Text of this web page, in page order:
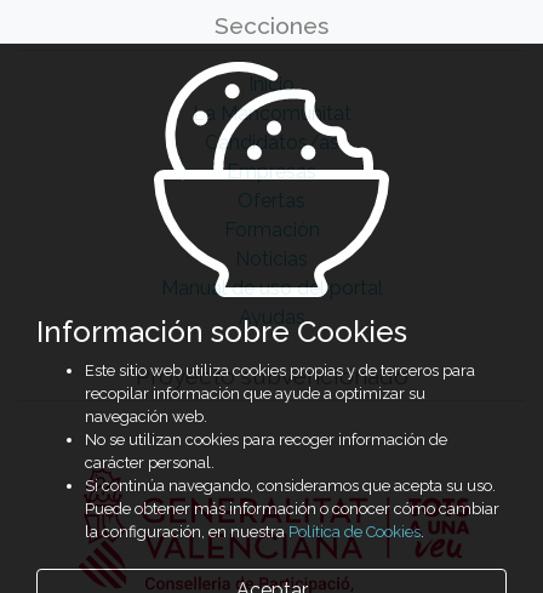
Secciones
Inicio
La Mancomunitat
Candidatos/as
Empresas
Ofertas
Formación
Noticias
Manual de uso del portal
Ayudas
Proyecto subvencionado
Información sobre Cookies
Este sitio web utiliza cookies propias y de terceros para
recopilar información que ayude a optimizar su
navegación web.
No se utilizan cookies para recoger información de
carácter personal.
Si continúa navegando, consideramos que acepta su uso.
Puede obtener más información o conocer cómo cambiar
la configuración, en nuestra Política de Cookies.